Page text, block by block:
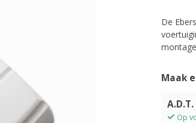
De
Maak
Op